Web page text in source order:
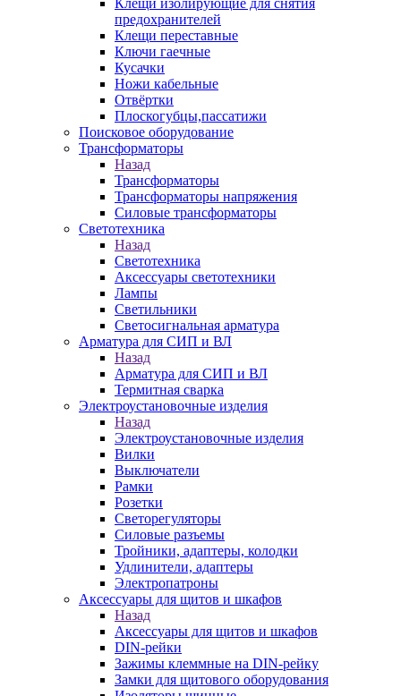
Клещи изолирующие для снятия
предохранителей
Клещи переставные
Ключи гаечные
Кусачки
Ножи кабельные
Отвёртки
Плоскогубцы,пассатижи
Поисковое оборудование
Трансформаторы
Назад
Трансформаторы
Трансформаторы напряжения
Силовые трансформаторы
Светотехника
Назад
Светотехника
Аксессуары светотехники
Лампы
Светильники
Светосигнальная арматура
Арматура для СИП и ВЛ
Назад
Арматура для СИП и ВЛ
Термитная сварка
Электроустановочные изделия
Назад
Электроустановочные изделия
Вилки
Выключатели
Рамки
Розетки
Светорегуляторы
Силовые разъемы
Тройники, адаптеры, колодки
Удлинители, адаптеры
Электропатроны
Аксессуары для щитов и шкафов
Назад
Аксессуары для щитов и шкафов
DIN-рейки
Зажимы клеммные на DIN-рейку
Замки для щитового оборудования